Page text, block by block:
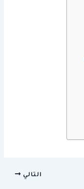
التالي